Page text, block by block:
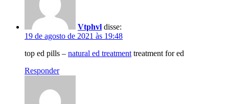
Vtphvl disse:
19 de agosto de 2021 às 19:48
top ed pills – natural ed treatment treatment for ed
Responder